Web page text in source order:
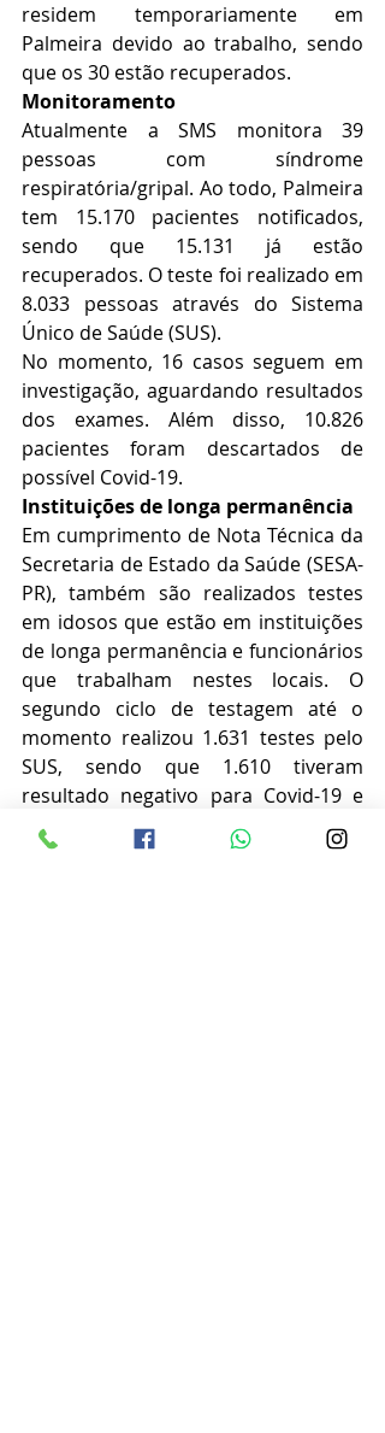
residem temporariamente em
Palmeira devido ao trabalho, sendo
que os 30 estão recuperados.
Monitoramento
Atualmente a SMS monitora 39
pessoas com síndrome
respiratória/gripal. Ao todo, Palmeira
tem 15.170 pacientes notificados,
sendo que 15.131 já estão
recuperados. O teste foi realizado em
8.033 pessoas através do Sistema
Único de Saúde (SUS).
No momento, 16 casos seguem em
investigação, aguardando resultados
dos exames. Além disso, 10.826
pacientes foram descartados de
possível Covid-19.
Instituições de longa permanência
Em cumprimento de Nota Técnica da
Secretaria de Estado da Saúde (SESA-
PR), também são realizados testes
em idosos que estão em instituições
de longa permanência e funcionários
que trabalham nestes locais. O
segundo ciclo de testagem até o
momento realizou 1.631 testes pelo
SUS, sendo que 1.610 tiveram
resultado negativo para Covid-19 e
30 casos foram confirmados. Dos
casos confirmados, nove
foram